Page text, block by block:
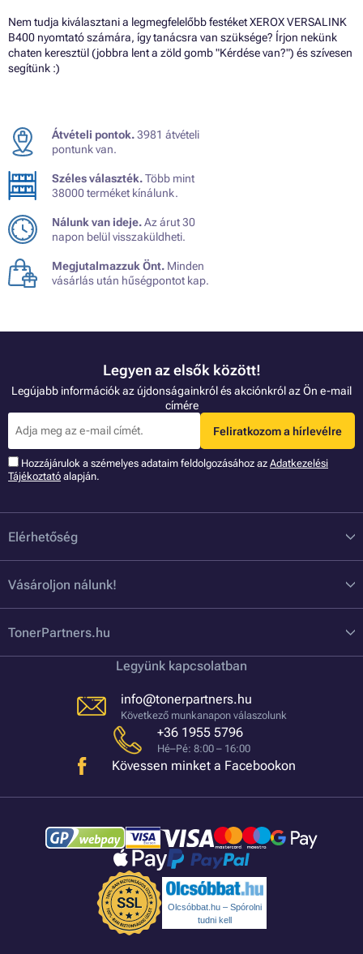
Nem tudja kiválasztani a legmegfelelőbb festéket XEROX VERSALINK
B400 nyomtató számára, így tanácsra van szüksége? Írjon nekünk
chaten keresztül (jobbra lent a zöld gomb "Kérdése van?") és szívesen
segítünk :)
Átvételi pontok.3981 átvételi
pontunk van.
Széles választék.Több mint
38000 terméket kínálunk.
Nálunk van ideje.Az árut 30
napon belül visszaküldheti.
Megjutalmazzuk Önt. Minden
vásárlás után hűségpontot kap.
Legyen az elsők között!
Legújabb információk az újdonságainkról és akciónkról az Ön e-mail
címére
Feliratkozom a hírlevélre
Hozzájárulok a szémelyes adataim feldolgozásához az Adatkezelési
Tájékoztató alapján.
Elérhetőség
Vásároljon nálunk!
TonerPartners.hu
Legyünk kapcsolatban
info@tonerpartners.hu
Következő munkanapon válaszolunk
+36 1955 5796
Hé–Pé: 8:00 – 16:00
Kövessen minket a Facebookon
Olcsóbbat.hu – Spórolni
tudni kell